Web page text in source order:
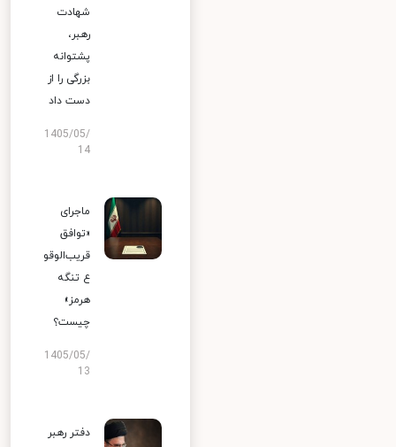
شهادت
رهبر،
پشتوانه
بزرگی را از
دست داد
1405/05/
14
ماجرای
«توافق
قریب‌الوقو
ع تنگه
هرمز»
چیست؟
1405/05/
13
دفتر رهبر